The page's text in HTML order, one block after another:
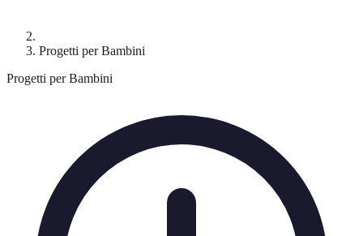
Progetti per Bambini
Progetti per Bambini